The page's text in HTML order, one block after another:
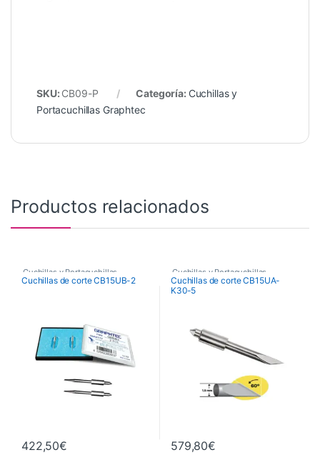
SKU: CB09-P Categoría: Cuchillas y
Portacuchillas Graphtec
Productos relacionados
Cuchillas y Portacuchillas
Graphtec
Cuchillas de corte CB15UB-2
422,50€
Cuchillas y Portacuchillas
Graphtec
Cuchillas de corte CB15UA-
K30-5
579,80€